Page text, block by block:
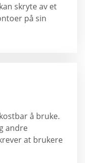
skryte av et
på sin
å bruke.
andre
at brukere